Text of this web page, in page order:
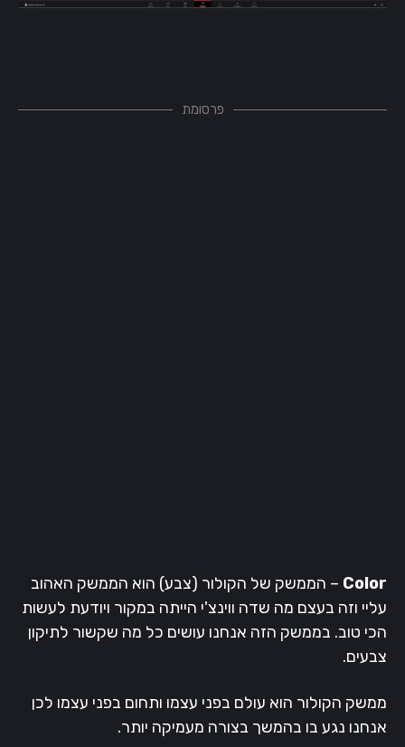
פרסומת
Color – הממשק של הקולור (צבע) הוא הממשק האהוב
עליי וזה בעצם מה שדה ווינצ'י הייתה במקור ויודעת לעשות
הכי טוב. בממשק הזה אנחנו עושים כל מה שקשור לתיקון
צבעים.
ממשק הקולור הוא עולם בפני עצמו ותחום בפני עצמו לכן
אנחנו נגע בו בהמשך בצורה מעמיקה יותר.